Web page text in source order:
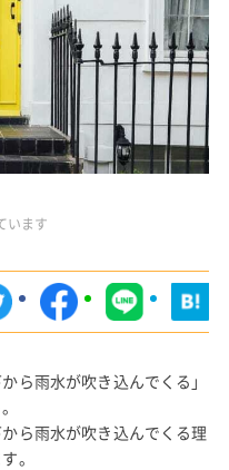
います
ら雨水が吹き込んでくる」
ら雨水が吹き込んでくる理
。